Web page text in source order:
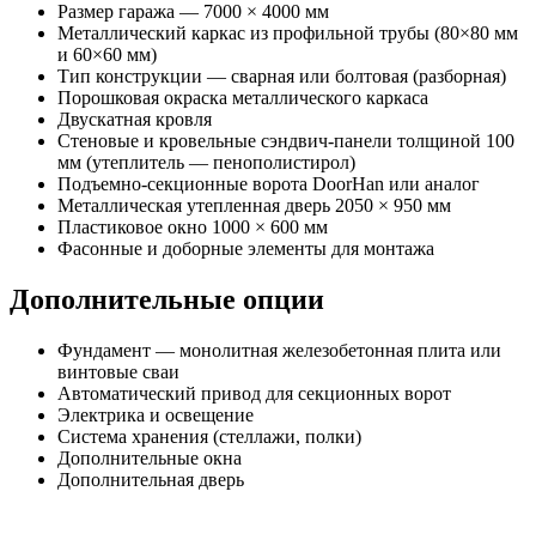
Размер гаража — 7000 × 4000 мм
Металлический каркас из профильной трубы (80×80 мм
и 60×60 мм)
Тип конструкции — сварная или болтовая (разборная)
Порошковая окраска металлического каркаса
Двускатная кровля
Стеновые и кровельные сэндвич-панели толщиной 100
мм (утеплитель — пенополистирол)
Подъемно-секционные ворота DoorHan или аналог
Металлическая утепленная дверь 2050 × 950 мм
Пластиковое окно 1000 × 600 мм
Фасонные и доборные элементы для монтажа
Дополнительные опции
Фундамент — монолитная железобетонная плита или
винтовые сваи
Автоматический привод для секционных ворот
Электрика и освещение
Система хранения (стеллажи, полки)
Дополнительные окна
Дополнительная дверь